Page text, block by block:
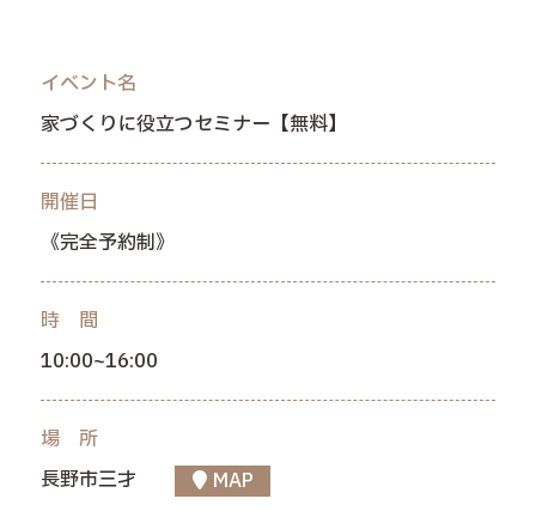
イベント名
家づくりに役立つセミナー【無料】
開催日
《完全予約制》
時 間
10:00~16:00
場 所
長野市三才
MAP